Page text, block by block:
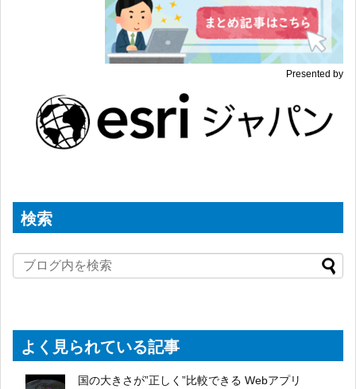
Presented by
検索
よく見られている記事
国の大きさが”正しく”比較できる Webアプリ